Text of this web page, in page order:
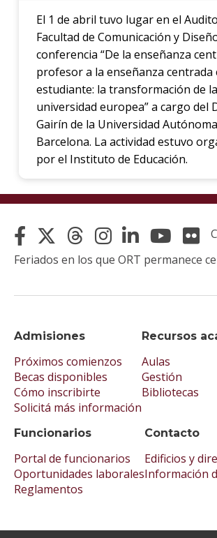
El 1 de abril tuvo lugar en el
Facultad de Comunicación y
conferencia “De la enseñanza
profesor a la enseñanza centrada
estudiante: la transformación de la
universidad europea” a cargo del
Gairín de la Universidad
Barcelona. La actividad estuvo
por el Instituto de Educación.
Admisiones
Próximos comienzos
Becas disponibles
Cómo inscribirte
Solicitá más información
Recursos
Aulas
Gestión
Bibliotecas
Funcionarios
Portal de funcionarios
Oportunidades laborales
Reglamentos
Contacto
Edificios y
Información
Feriados en los que ORT permanece